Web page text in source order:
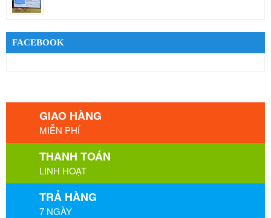
FACEBOOK
GIAO HÀNG
MIỄN PHÍ
THANH TOÁN
LINH HOẠT
TRẢ HÀNG
7 NGÀY